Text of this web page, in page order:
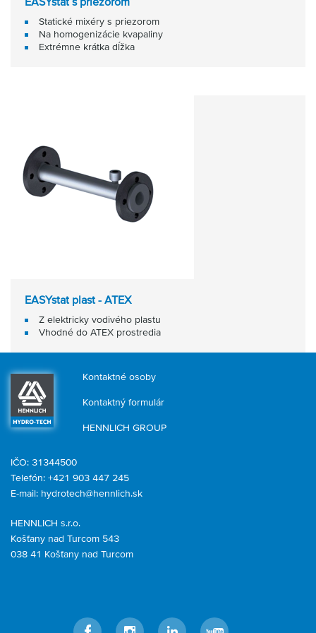
Statické mixéry s priezorom
Na homogenizácie kvapaliny
Extrémne krátka dĺžka
EASYstat plast - ATEX
Z elektricky vodivého plastu
Vhodné do ATEX prostredia
Kontaktné osoby
Kontaktný formulár
HENNLICH GROUP
HENNLICH s.r.o.
Košťany nad Turcom 543
038 41 Košťany nad Turcom
IČO: 31344500
Telefón: +421 903 447 245
E-mail: hydrotech@hennlich.sk